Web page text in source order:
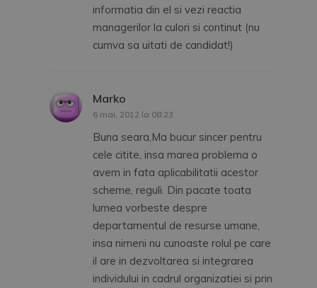
informatia din el si vezi reactia
managerilor la culori si continut (nu
cumva sa uitati de candidat!)
Marko
6 mai, 2012 la 08:23
Buna seara,Ma bucur sincer pentru
cele citite, insa marea problema o
avem in fata aplicabilitatii acestor
scheme, reguli. Din pacate toata
lumea vorbeste despre
departamentul de resurse umane,
insa nimeni nu cunoaste rolul pe care
il are in dezvoltarea si integrarea
individului in cadrul organizatiei si prin